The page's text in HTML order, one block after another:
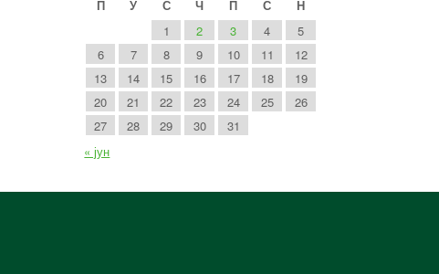
П
У С Ч П С
Н
1
2 3 4
5
6
7 8 9 10 11
12
13
14 15 16 17 18
19
20
21 22 23 24 25
26
27
28 29 30
31
« јун